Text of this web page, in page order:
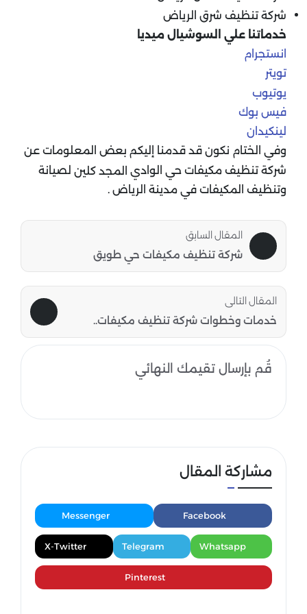
شركة تنظيف شرق الرياض
خدماتنا علي السوشيال ميديا
انستجرام
تويتر
يوتيوب
فيس بوك
لينكيدان
وفي الختام نكون قد قدمنا إليكم بعض المعلومات عن
شركة تنظيف مكيفات حي الوادي المجد كلين لصيانة
وتنظيف المكيفات في مدينة الرياض .
المقال السابق
شركة تنظيف مكيفات حي طويق
المقال التالى
خدمات وخطوات شركة تنظيف مكيفات..
قُم بإرسال تقيمك النهائي
مشاركة المقال
Facebook
Messenger
Whatsapp
Telegram
X-Twitter
Pinterest